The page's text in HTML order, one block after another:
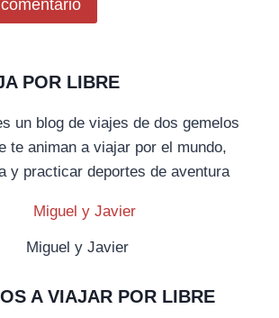
POR LIBRE
un blog de viajes de dos gemelos
te animan a viajar por el mundo,
y practicar deportes de aventura
Miguel y Javier
A VIAJAR POR LIBRE